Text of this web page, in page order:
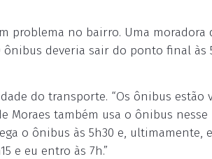
problema no bairro. Uma moradora
ônibus deveria sair do ponto final
do transporte. “Os ônibus estão
Moraes também usa o ônibus
o ônibus às 5h30 e, ultimamente,
e eu entro às 7h.”